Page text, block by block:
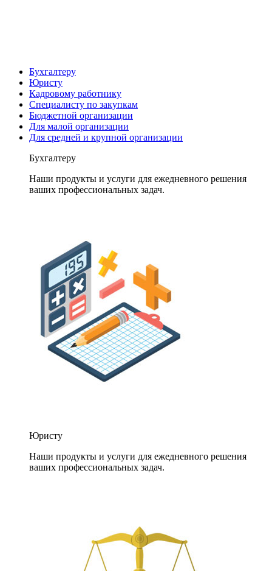
Бухгалтеру
Юристу
Кадровому работнику
Специалисту по закупкам
Бюджетной организации
Для малой организации
Для средней и крупной организации
Бухгалтеру
Наши продукты и услуги для ежедневного решения
ваших профессиональных задач.
Юристу
Наши продукты и услуги для ежедневного решения
ваших профессиональных задач.